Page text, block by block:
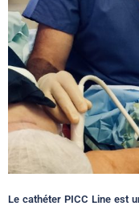
Le cathéter PICC Line est